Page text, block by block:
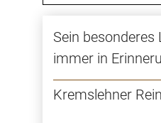
Sein besonderes
immer in
Kremslehner